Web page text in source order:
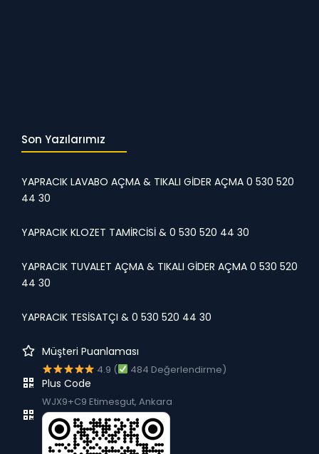
Son Yazılarımız
YAPRACIK LAVABO AÇMA & TIKALI GİDER AÇMA 0 530 520
44 30
YAPRACIK KLOZET TAMİRCİSİ & 0 530 520 44 30
YAPRACIK TUVALET AÇMA & TIKALI GİDER AÇMA 0 530 520
44 30
YAPRACIK TESİSATÇI & 0 530 520 44 30
Müşteri Puanlaması
4.9 ( 484 Değerlendirme)
Plus Code
WJX9+C9 Etimesgut, Ankara